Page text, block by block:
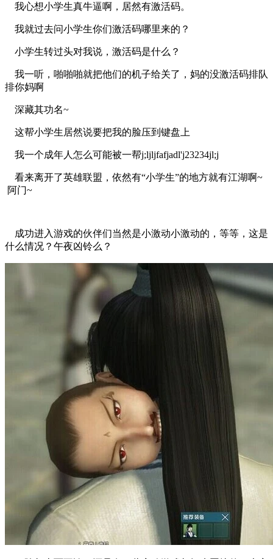
我心想小学生真牛逼啊，居然有激活码。
我就过去问小学生你们激活码哪里来的？
小学生转过头对我说，激活码是什么？
我一听，啪啪啪就把他们的机子给关了，妈的没激活码排队
排你妈啊
深藏其功名~
这帮小学生居然说要把我的脸压到键盘上
我一个成年人怎么可能被一帮j;ljljfafjadl'j23234jl;j
看来离开了英雄联盟，依然有“小学生”的地方就有江湖啊~
阿门~
成功进入游戏的伙伴们当然是小激动小激动的，等等，这是
什么情况？午夜凶铃么？